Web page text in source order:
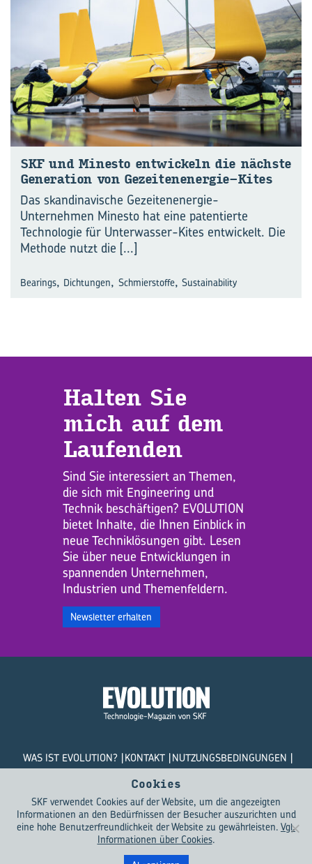
SKF und Mi­nes­to ent­wi­ckeln die nächs­te
Ge­ne­ra­ti­on von Gezeitenenergie-​Kites
Das skandinavische Gezeitenenergie-
Unternehmen Minesto hat eine patentierte
Technologie für Unterwasser-Kites entwickelt. Die
Methode nutzt die [...]
Bearings, Dichtungen, Schmierstoffe, Sustainability
Hal­ten Sie
mich auf dem
Lau­fen­den
Sind Sie interessiert an Themen,
die sich mit Engineering und
Technik beschäftigen? EVOLUTION
bietet Inhalte, die Ihnen Einblick in
neue Techniklösungen gibt. Lesen
Sie über neue Entwicklungen in
spannenden Unternehmen,
Industrien und Themenfeldern.
Newsletter erhalten
WAS IST EVOLUTION? KONTAKT NUTZUNGSBEDINGUNGEN
© SKF Evolution 2026
Cookies
SKF verwendet Cookies auf der Website, um die angezeigten
Informationen an den Bedürfnissen der Besucher auszurichten und
eine hohe Benutzerfreundlichkeit der Website zu gewährleisten. Vgl.
Informationen über Cookies.